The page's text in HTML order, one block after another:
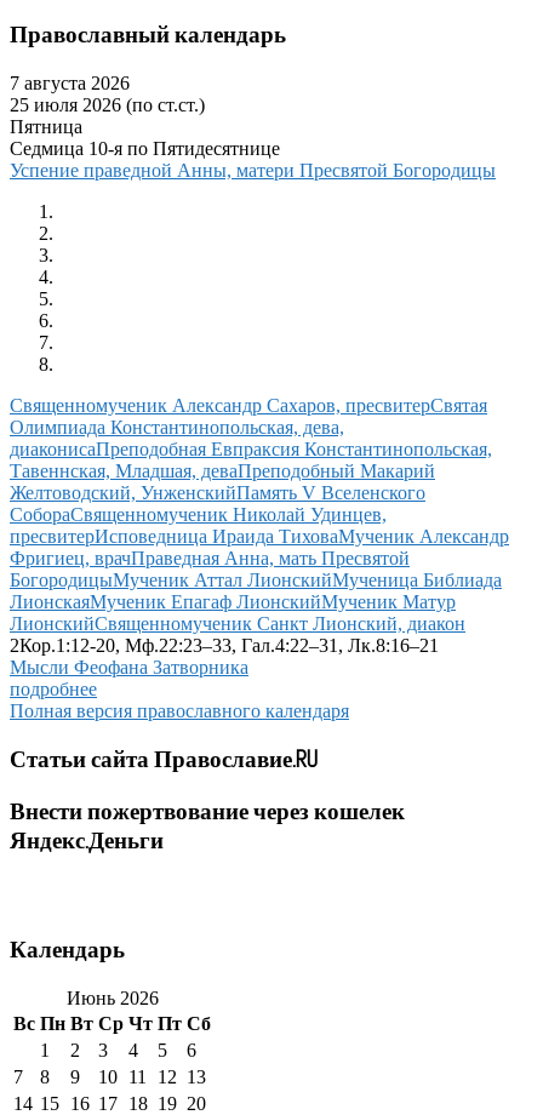
Православный календарь
7 августа 2026
25 июля 2026 (по ст.ст.)
Пятница
Седмица 10-я по Пятидесятнице
Успение праведной Анны, матери Пресвятой Богородицы
Священномученик Александр Сахаров, пресвитерСвятая
Олимпиада Константинопольская, дева,
диаконисаПреподобная Евпраксия Константинопольская,
Тавеннская, Младшая, деваПреподобный Макарий
Желтоводский, УнженскийПамять V Вселенского
СобораСвященномученик Николай Удинцев,
пресвитерИсповедница Ираида ТиховаМученик Александр
Фригиец, врачПраведная Анна, мать Пресвятой
БогородицыМученик Аттал ЛионскийМученица Библиада
ЛионскаяМученик Епагаф ЛионскийМученик Матур
ЛионскийСвященномученик Санкт Лионский, диакон
2Кор.1:12-20, Мф.22:23–33, Гал.4:22–31, Лк.8:16–21
Мысли Феофана Затворника
подробнее
Полная версия православного календаря
Статьи сайта Православие.RU
Внести пожертвование через кошелек
Яндекс.Деньги
Календарь
Июнь 2026
Вс Пн Вт Ср Чт Пт Сб
1 2 3 4 5
6
7
8 9 10 11 12 13
14 15 16 17 18 19 20